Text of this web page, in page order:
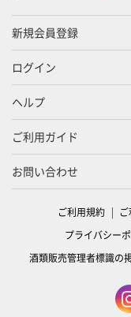
新規会員登録
ログイン
ヘルプ
ご利用ガイド
お問い合わせ
ご利用規約
プライバシー
酒類販売管理者標識の